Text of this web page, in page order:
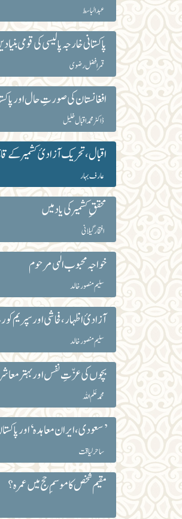
عبدالباسط
پاکستانی خارجہ پالیسی کی قومی
قمرافضل رضوی
افغانستان کی صورتِ حال اور
ڈاکٹر محمد اقبال خلیل
اقبال، تحریک آزادیٔ کشمیر کے
عارف بہار
محققِ کشمیر کی یاد میں
افتخار گیلانی
خواجہ محبوب الٰہی مرحوم
سلیم منصور خالد
آزادیٔ اظہار، فحاشی اور سپریم
سلیم منصور خالد
بچوں کی عزّتِ نفس اور بہتر
محمد عَلم اللہ
’سعودی، ایران معاہدہ‘ اور
ساحر لیاقت
مقیم شخص کا موسمِ حج میں عمرہ ؟